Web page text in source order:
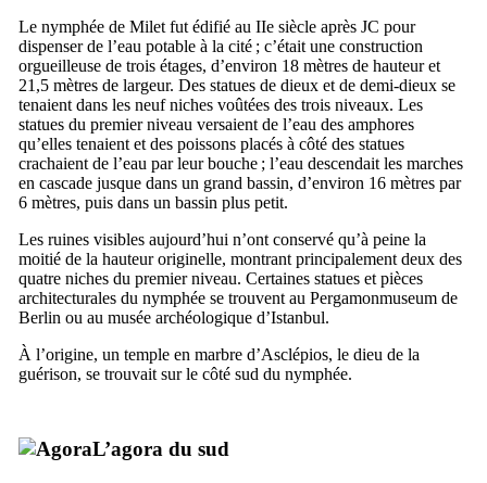
Le nymphée de Milet fut édifié au IIe siècle après JC pour
dispenser de l’eau potable à la cité ; c’était une construction
orgueilleuse de trois étages, d’environ 18 mètres de hauteur et
21,5 mètres de largeur. Des statues de dieux et de demi-dieux se
tenaient dans les neuf niches voûtées des trois niveaux. Les
statues du premier niveau versaient de l’eau des amphores
qu’elles tenaient et des poissons placés à côté des statues
crachaient de l’eau par leur bouche ; l’eau descendait les marches
en cascade jusque dans un grand bassin, d’environ 16 mètres par
6 mètres, puis dans un bassin plus petit.
Les ruines visibles aujourd’hui n’ont conservé qu’à peine la
moitié de la hauteur originelle, montrant principalement deux des
quatre niches du premier niveau. Certaines statues et pièces
architecturales du nymphée se trouvent au Pergamonmuseum de
Berlin ou au musée archéologique d’Istanbul.
À l’origine, un temple en marbre d’Asclépios, le dieu de la
guérison, se trouvait sur le côté sud du nymphée.
L’agora du sud